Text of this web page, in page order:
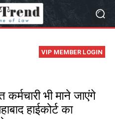
VIP MEMBER LOGIN
भी माने जाएंगे
हाईकोर्ट का